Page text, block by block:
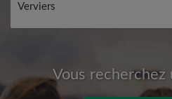
Vous recherchez